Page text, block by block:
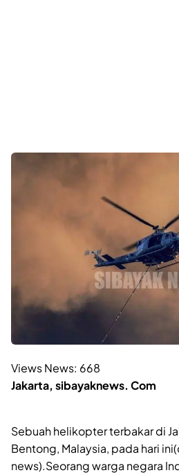
Views News: 668
Jakarta, sibayaknews. Com
Sebuah helikopter terbakar di
Bentong, Malaysia, pada hari
news).Seorang warga negara